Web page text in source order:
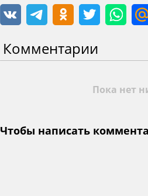
Комментарии
Пока нет
Чтобы написать